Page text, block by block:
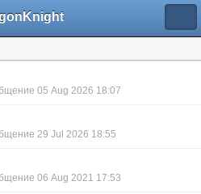
05 Aug 2026 18:07
29 Jul 2026 18:55
06 Aug 2021 17:53